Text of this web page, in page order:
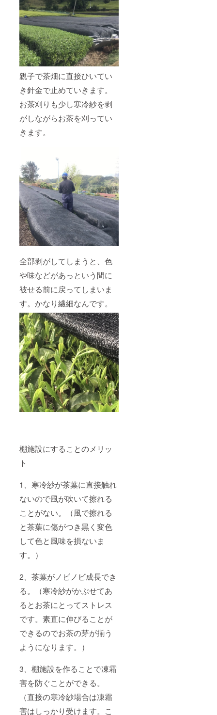
親子で茶畑に直接ひいてい
き針金で止めていきます。
お茶刈りも少し寒冷紗を剥
がしながらお茶を刈ってい
きます。
全部剥がしてしまうと、色
や味などがあっという間に
被せる前に戻ってしまいま
す。かなり繊細なんです。
棚施設にすることのメリッ
ト
1、寒冷紗が茶葉に直接触れ
ないので風が吹いて擦れる
ことがない。（風で擦れる
と茶葉に傷がつき黒く変色
して色と風味を損ないま
す。）
2、茶葉がノビノビ成長でき
る。（寒冷紗がかぶせてあ
るとお茶にとってストレス
です。素直に伸びることが
できるのでお茶の芽が揃う
ようになります。）
3、棚施設を作ることで凍霜
害を防ぐことができる。
（直接の寒冷紗場合は凍霜
害はしっかり受けます。こ